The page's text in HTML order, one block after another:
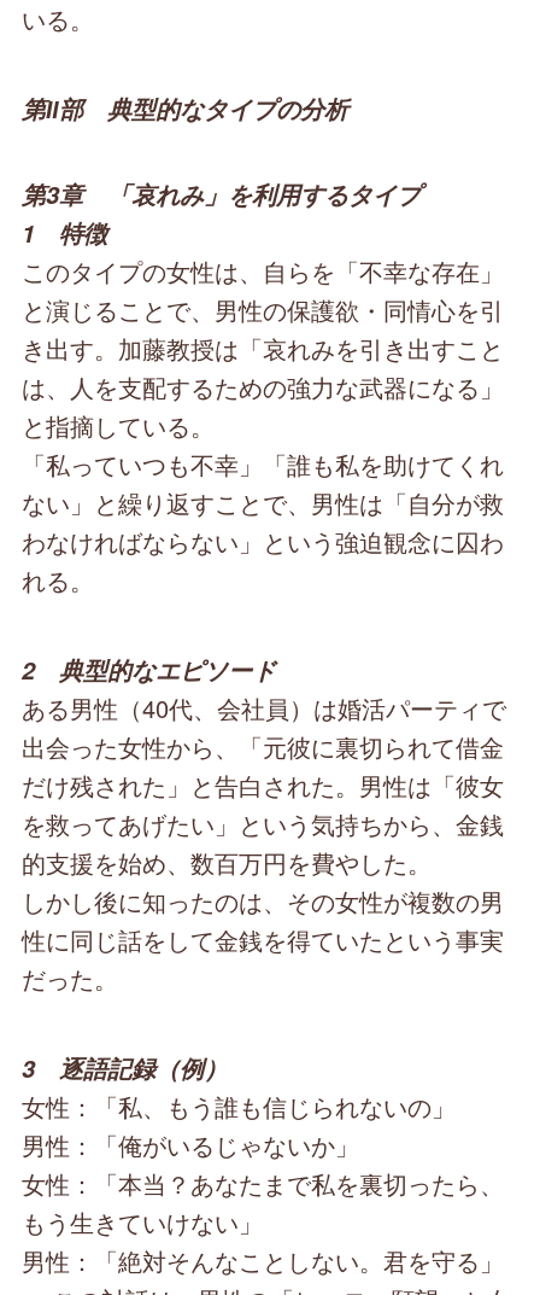
いる。
第Ⅱ部 典型的なタイプの分析
第3章 「哀れみ」を利用するタイプ
1 特徴
このタイプの女性は、自らを「不幸な存在」
と演じることで、男性の保護欲・同情心を引
き出す。加藤教授は「哀れみを引き出すこと
は、人を支配するための強力な武器になる」
と指摘している。
「私っていつも不幸」「誰も私を助けてくれ
ない」と繰り返すことで、男性は「自分が救
わなければならない」という強迫観念に囚わ
れる。
2 典型的なエピソード
ある男性（40代、会社員）は婚活パーティで
出会った女性から、「元彼に裏切られて借金
だけ残された」と告白された。男性は「彼女
を救ってあげたい」という気持ちから、金銭
的支援を始め、数百万円を費やした。
しかし後に知ったのは、その女性が複数の男
性に同じ話をして金銭を得ていたという事実
だった。
3 逐語記録（例）
女性：「私、もう誰も信じられないの」
男性：「俺がいるじゃないか」
女性：「本当？あなたまで私を裏切ったら、
もう生きていけない」
男性：「絶対そんなことしない。君を守る」